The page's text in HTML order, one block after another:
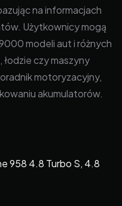
na informacjach
Użytkownicy mogą
modeli aut i różnych
czy maszyny
motoryzacyjny,
akumulatorów.
958 4.8 Turbo S, 4.8